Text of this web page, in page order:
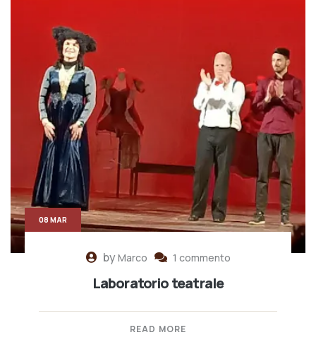
byMarco 1 commento
Laboratorio teatrale
READ MORE
08 MAR